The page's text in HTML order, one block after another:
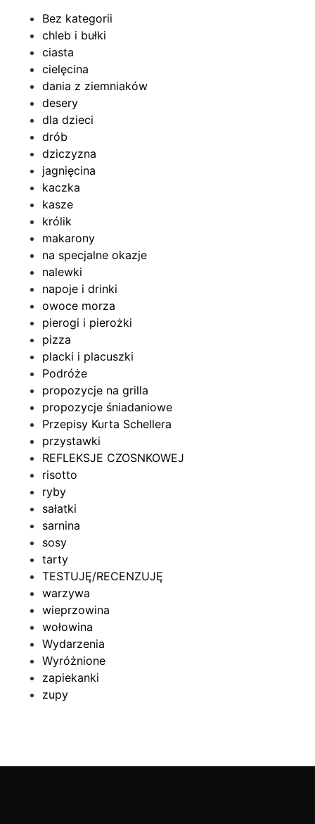
Bez kategorii
chleb i bułki
ciasta
cielęcina
dania z ziemniaków
desery
dla dzieci
drób
dziczyzna
jagnięcina
kaczka
kasze
królik
makarony
na specjalne okazje
nalewki
napoje i drinki
owoce morza
pierogi i pierożki
pizza
placki i placuszki
Podróże
propozycje na grilla
propozycje śniadaniowe
Przepisy Kurta Schellera
przystawki
REFLEKSJE CZOSNKOWEJ
risotto
ryby
sałatki
sarnina
sosy
tarty
TESTUJĘ/RECENZUJĘ
warzywa
wieprzowina
wołowina
Wydarzenia
Wyróżnione
zapiekanki
zupy